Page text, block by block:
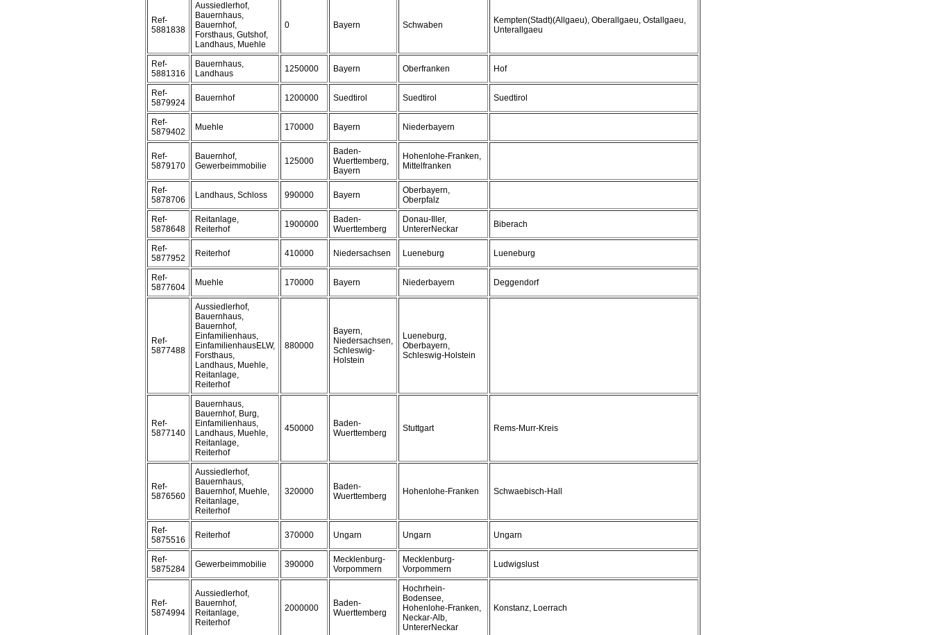
Ref-
5881838
Aussiedlerhof,
Bauernhaus,
Bauernhof,
Forsthaus, Gutshof,
Landhaus, Muehle
0 Bayern Schwaben
Kempten(Stadt)(Allgaeu), Oberallgaeu, Ostallgaeu,
Unterallgaeu
Ref-
5881316
Bauernhaus,
Landhaus
1250000 Bayern Oberfranken Hof
Ref-
5879924
Bauernhof 1200000 Suedtirol Suedtirol Suedtirol
Ref-
5879402
Muehle 170000 Bayern Niederbayern
Ref-
5879170
Bauernhof,
Gewerbeimmobilie
125000
Baden-
Wuerttemberg,
Bayern
Hohenlohe-Franken,
Mittelfranken
Ref-
5878706
Landhaus, Schloss 990000 Bayern
Oberbayern,
Oberpfalz
Ref-
5878648
Reitanlage,
Reiterhof
1900000
Baden-
Wuerttemberg
Donau-Iller,
UntererNeckar
Biberach
Ref-
5877952
Reiterhof 410000 Niedersachsen Lueneburg Lueneburg
Ref-
5877604
Muehle 170000 Bayern Niederbayern Deggendorf
Ref-
5877488
Aussiedlerhof,
Bauernhaus,
Bauernhof,
Einfamilienhaus,
EinfamilienhausELW,
Forsthaus,
Landhaus, Muehle,
Reitanlage,
Reiterhof
880000
Bayern,
Niedersachsen,
Schleswig-
Holstein
Lueneburg,
Oberbayern,
Schleswig-Holstein
Ref-
5877140
Bauernhaus,
Bauernhof, Burg,
Einfamilienhaus,
Landhaus, Muehle,
Reitanlage,
Reiterhof
450000
Baden-
Wuerttemberg
Stuttgart Rems-Murr-Kreis
Ref-
5876560
Aussiedlerhof,
Bauernhaus,
Bauernhof, Muehle,
Reitanlage,
Reiterhof
320000
Baden-
Wuerttemberg
Hohenlohe-Franken Schwaebisch-Hall
Ref-
5875516
Reiterhof 370000 Ungarn Ungarn Ungarn
Ref-
5875284
Gewerbeimmobilie 390000
Mecklenburg-
Vorpommern
Mecklenburg-
Vorpommern
Ludwigslust
Ref-
5874994
Aussiedlerhof,
Bauernhof,
Reitanlage,
Reiterhof
2000000
Baden-
Wuerttemberg
Hochrhein-
Bodensee,
Hohenlohe-Franken,
Neckar-Alb,
UntererNeckar
Konstanz, Loerrach